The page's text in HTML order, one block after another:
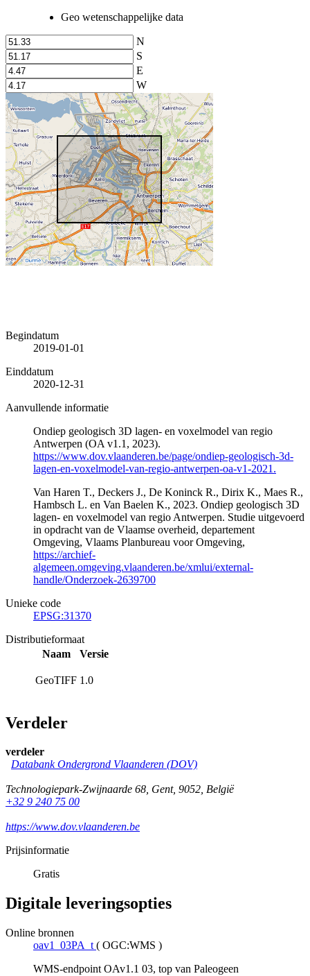
Geo wetenschappelijke data
N
S
E
W
Begindatum
2019-01-01
Einddatum
2020-12-31
Aanvullende informatie
Ondiep geologisch 3D lagen- en voxelmodel van regio
Antwerpen (OA v1.1, 2023).
https://www.dov.vlaanderen.be/page/ondiep-geologisch-3d-
lagen-en-voxelmodel-van-regio-antwerpen-oa-v1-2021.
Van Haren T., Deckers J., De Koninck R., Dirix K., Maes R.,
Hambsch L. en Van Baelen K., 2023. Ondiep geologisch 3D
lagen- en voxelmodel van regio Antwerpen. Studie uitgevoerd
in opdracht van de Vlaamse overheid, departement
Omgeving, Vlaams Planbureau voor Omgeving,
https://archief-
algemeen.omgeving.vlaanderen.be/xmlui/external-
handle/Onderzoek-2639700
Unieke code
EPSG:31370
Distributieformaat
Naam
Versie
GeoTIFF 1.0
Verdeler
verdeler
Databank Ondergrond Vlaanderen (DOV)
Technologiepark-Zwijnaarde 68, Gent, 9052, België
+32 9 240 75 00
https://www.dov.vlaanderen.be
Prijsinformatie
Gratis
Digitale leveringsopties
Online bronnen
oav1_03PA_t ( OGC:WMS )
WMS-endpoint OAv1.1 03, top van Paleogeen